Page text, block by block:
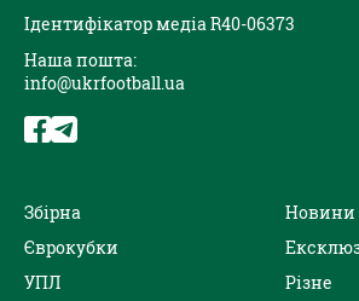
Ідентифікатор медіа R40-06373
Наша пошта:
info@ukrfootball.ua
Збірна
Єврокубки
УПЛ
Новини
Різне